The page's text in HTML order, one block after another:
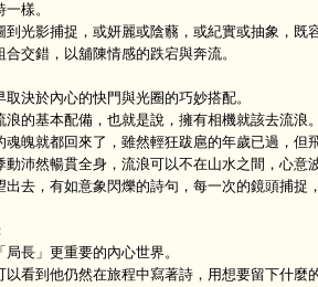
樣。
影捕捉，或妍麗或陰蘙，或紀實或抽象，既
錯，以舖陳情感的跌宕與奔流。
於內心的快門與光圈的巧妙搭配。
的基本配備，也就是說，擁有相機就該去流浪
就都回來了，雖然輕狂跋扈的年歲已過，但
動沛然暢貫全身，流浪可以不在山水之間，心意
，有如意象閃爍的詩句，每一次的鏡頭捕捉
長」更重要的內心世界。
看到他仍然在旅程中寫著詩，用想要留下什